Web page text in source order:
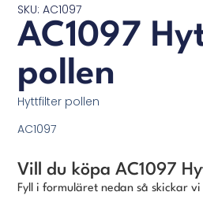
SKU: AC1097
AC1097
pollen
Hyttfilter pollen
AC1097
Vill du köpa AC1097
Fyll i formuläret nedan så skickar